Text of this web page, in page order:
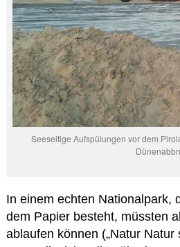
Seeseitige Aufspülungen vor dem
In einem echten Nationalpark,
dem Papier besteht, müssten
ablaufen können („Natur